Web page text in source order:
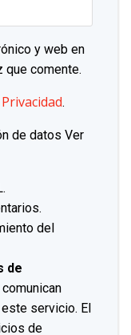
y web en
que comente.
.
de datos Ver
del
de
servicio. El
de